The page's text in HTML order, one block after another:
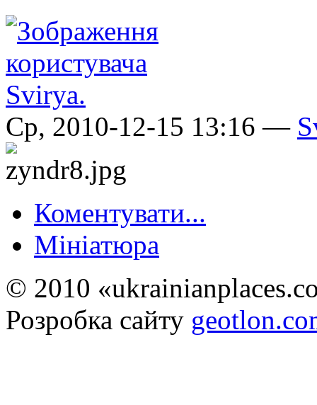
Ср, 2010-12-15 13:16 —
Коментувати...
Мініатюра
© 2010
Розробка сайту